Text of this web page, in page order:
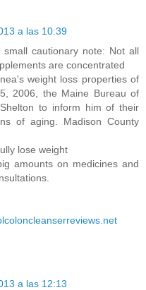
a las 10:39
cautionary note: Not all
are concentrated
weight loss properties of
2006, the Maine Bureau of
to inform him of their
of aging. Madison County
lose weight
amounts on medicines and
a las 12:13